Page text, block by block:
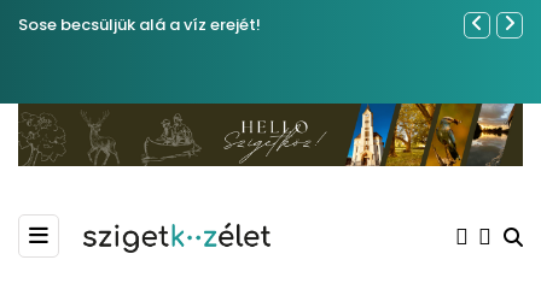
Sose becsüljük alá a víz erejét!
Közel